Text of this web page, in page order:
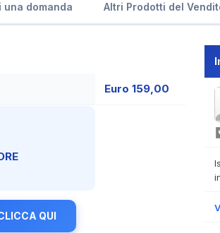
una domanda Altri Prodotti del
Euro 159,00
QUI